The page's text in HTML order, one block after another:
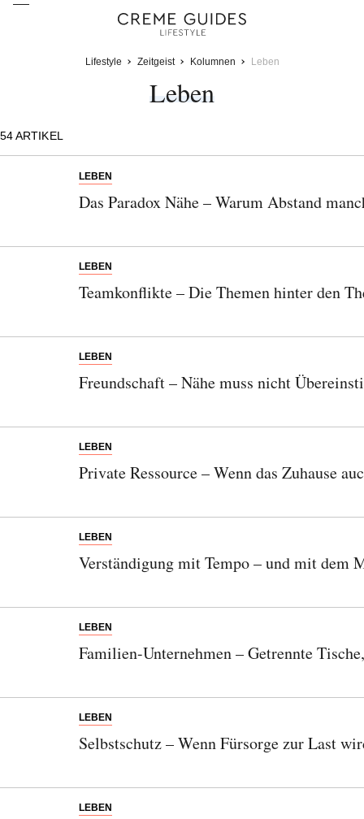
Lifestyle Zeitgeist Kolumnen Leben
Leben
54ARTIKEL
LEBEN
Das Paradox Nähe – Warum Abstand
LEBEN
Teamkonflikte – Die Themen hinter den
LEBEN
Freundschaft – Nähe muss nicht
LEBEN
Private Ressource – Wenn das Zuhause
LEBEN
Verständigung mit Tempo – und mit dem
LEBEN
Familien-Unternehmen – Getrennte
LEBEN
Selbstschutz – Wenn Fürsorge zur Last
LEBEN